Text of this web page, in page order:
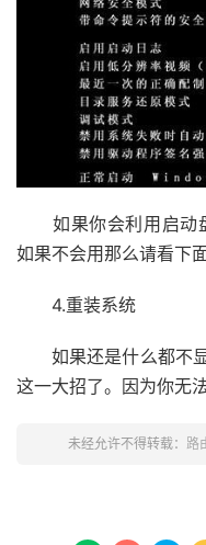
如果你会利用启动盘
如果不会用那么请看下
4.重装系统
如果还是什么都不显
这一大招了。因为你无
未经允许不得转载： 路